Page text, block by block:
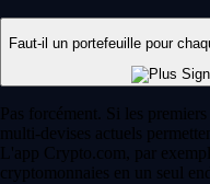
Faut-il un portefeuille pour
Pas forcément. Si les
multi-devises actuels
L'app Crypto.com, par
cryptomonnaies en un seul